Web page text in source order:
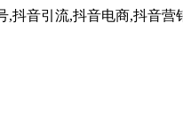
,抖音引流,抖音电商,抖音营